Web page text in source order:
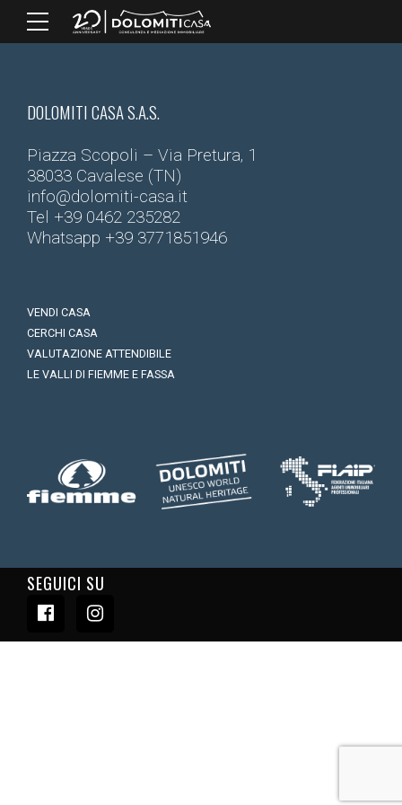
DOLOMITI CASA S.A.S.
Piazza Scopoli – Via Pretura, 1
38033 Cavalese (TN)
info@dolomiti-casa.it
Tel +39 0462 235282
Whatsapp +39 3771851946
VENDI CASA
CERCHI CASA
VALUTAZIONE ATTENDIBILE
LE VALLI DI FIEMME E FASSA
SEGUICI SU